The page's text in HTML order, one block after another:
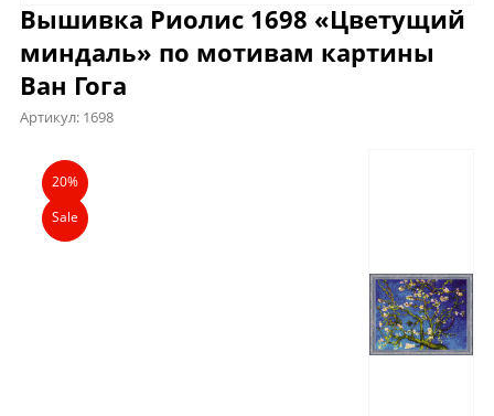
Вышивка Риолис 1698 «Цветущий
миндаль» по мотивам картины
Ван Гога
Артикул: 1698
Описание
20%
Sale